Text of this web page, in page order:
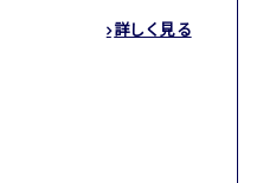
詳しく見る